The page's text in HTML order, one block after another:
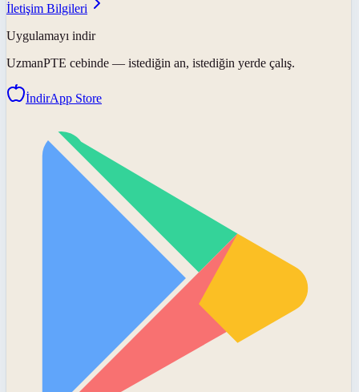
İletişim Bilgileri
Uygulamayı indir
UzmanPTE cebinde — istediğin an, istediğin yerde çalış.
İndirApp Store